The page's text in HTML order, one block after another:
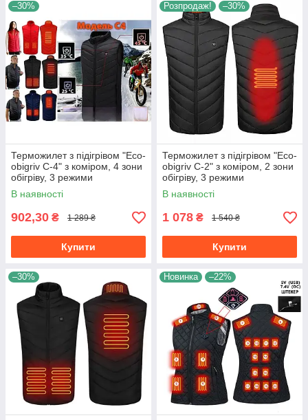
–30%
Терможилет з підігрівом "Eco-
obigriv C-4" з коміром, 4 зони
обігріву, 3 режими
регулювання температури
25-45 °C B M
В наявності
902,30 ₴ 1 289 ₴
Купити
Розпродаж! –30%
Терможилет з підігрівом "Eco-
obigriv C-2" з коміром, 2 зони
обігріву, 3 режими
регулювання температури B
L
В наявності
1 078 ₴ 1 540 ₴
Купити
–30% Новинка –22%